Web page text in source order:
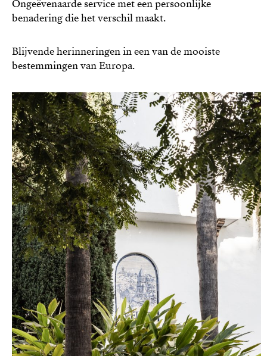
Ongeëvenaarde service met een persoonlijke
benadering die het verschil maakt.
Blijvende herinneringen in een van de mooiste
bestemmingen van Europa.